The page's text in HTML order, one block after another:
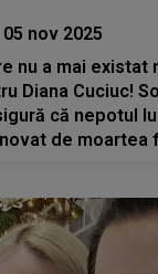
05 nov 2025
nu a mai existat
Diana Cuciuc!
că nepotul
de moartea